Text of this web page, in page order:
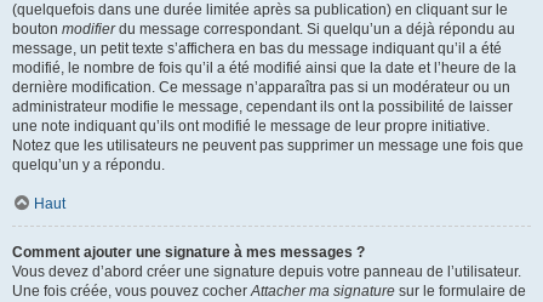
(quelquefois dans une durée limitée après sa publication) en cliquant sur le
bouton modifierdu message correspondant. Si quelqu’un a déjà répondu au
message, un petit texte s’affichera en bas du message indiquant qu’il a été
modifié, le nombre de fois qu’il a été modifié ainsi que la date et l’heure de la
dernière modification. Ce message n’apparaîtra pas si un modérateur ou un
administrateur modifie le message, cependant ils ont la possibilité de laisser
une note indiquant qu’ils ont modifié le message de leur propre initiative.
Notez que les utilisateurs ne peuvent pas supprimer un message une fois que
quelqu’un y a répondu.
Haut
Comment ajouter une signature à mes messages ?
Vous devez d’abord créer une signature depuis votre panneau de l’utilisateur.
Une fois créée, vous pouvez cocherAttacher ma signature sur le formulaire de